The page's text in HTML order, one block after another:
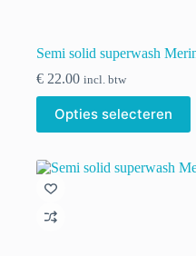
Semi solid superwash
€ 22.00 incl. btw
Opties selecteren
Dit
product
heeft
variaties.
Deze
kan